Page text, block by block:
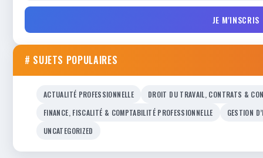
JE M'INSCRIS
# SUJETS POPULAIRES
ACTUALITÉ PROFESSIONNELLE
DROIT DU TRAVAIL, CONTRATS &
FINANCE, FISCALITÉ & COMPTABILITÉ PROFESSIONNELLE
GESTION
UNCATEGORIZED